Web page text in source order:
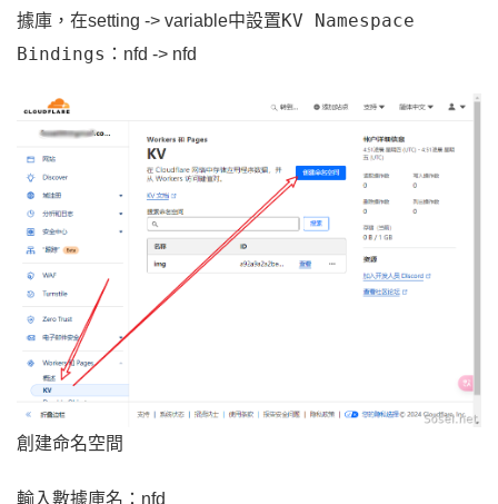
據庫，在setting -> variable中設置KV Namespace
Bindings ：nfd -> nfd
創建命名空間
輸入數據庫名：nfd